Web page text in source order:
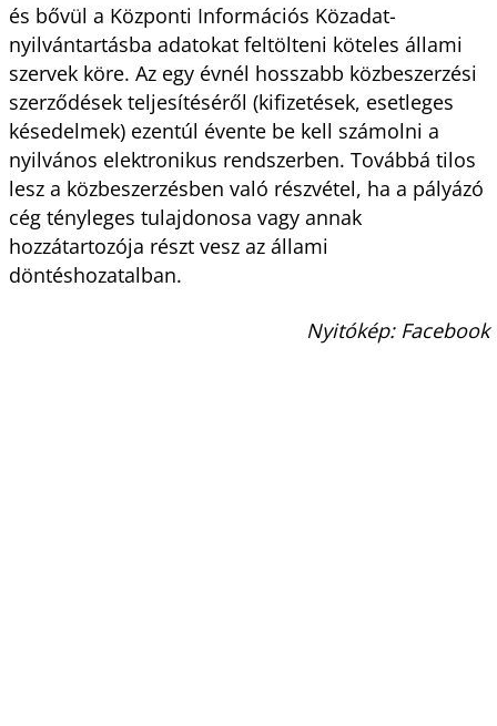
és bővül a Központi Információs Közadat-
nyilvántartásba adatokat feltölteni köteles állami
szervek köre. Az egy évnél hosszabb közbeszerzési
szerződések teljesítéséről (kifizetések, esetleges
késedelmek) ezentúl évente be kell számolni a
nyilvános elektronikus rendszerben. Továbbá tilos
lesz a közbeszerzésben való részvétel, ha a pályázó
cég tényleges tulajdonosa vagy annak
hozzátartozója részt vesz az állami
döntéshozatalban.
Nyitókép: Facebook